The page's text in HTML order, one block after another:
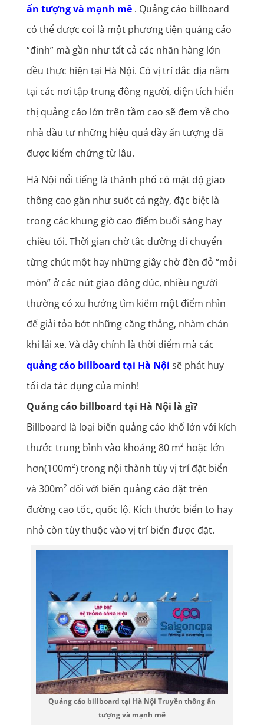
ấn tượng và mạnh mẽ. Quảng cáo billboard
có thể được coi là một phương tiện quảng cáo
“đinh” mà gần như tất cả các nhãn hàng lớn
đều thực hiện tại Hà Nội. Có vị trí đắc địa nằm
tại các nơi tập trung đông người, diện tích hiển
thị quảng cáo lớn trên tầm cao sẽ đem về cho
nhà đầu tư những hiệu quả đầy ấn tượng đã
được kiểm chứng từ lâu.
Hà Nội nổi tiếng là thành phố có mật độ giao
thông cao gần như suốt cả ngày, đặc biệt là
trong các khung giờ cao điểm buổi sáng hay
chiều tối. Thời gian chờ tắc đường di chuyển
từng chút một hay những giây chờ đèn đỏ “mỏi
mòn” ở các nút giao đông đúc, nhiều người
thường có xu hướng tìm kiếm một điểm nhìn
để giải tỏa bớt những căng thẳng, nhàm chán
khi lái xe. Và đây chính là thời điểm mà các
quảng cáo billboard tại Hà Nội sẽ phát huy
tối đa tác dụng của mình!
Quảng cáo billboard tại Hà Nội là gì?
Billboard là loại biển quảng cáo khổ lớn với kích
thước trung bình vào khoảng 80 m² hoặc lớn
hơn(100m²) trong nội thành tùy vị trí đặt biển
và 300m² đối với biển quảng cáo đặt trên
đường cao tốc, quốc lộ. Kích thước biển to hay
nhỏ còn tùy thuộc vào vị trí biển được đặt.
Quảng cáo billboard tại Hà Nội Truyền thông ấn
tượng và mạnh mẽ